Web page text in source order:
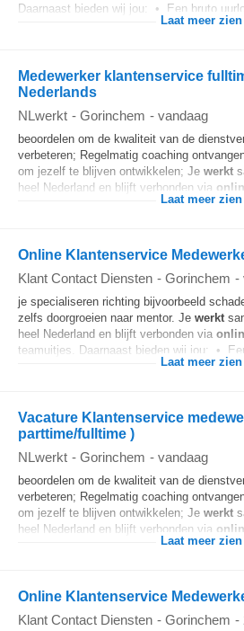
Daarnaast bieden wij jou: • Een bruto
Laat meer zien
Medewerker klantenservice
Nederlands
NLwerkt - Gorinchem - vandaag
beoordelen om de kwaliteit van de
verbeteren; Regelmatig coaching
om jezelf te blijven ontwikkelen; Je werkt
heel Nederland en blijft verbonden via
Laat meer zien
Online Klantenservice
Klant Contact Diensten - Gorinchem -
je specialiseren richting bijvoorbeeld
zelfs doorgroeien naar mentor. Je werkt
heel Nederland en blijft verbonden via
teamuitjes. Daarnaast bieden wij jou: •
Laat meer zien
Vacature Klantenservice
parttime/fulltime )
NLwerkt - Gorinchem - vandaag
beoordelen om de kwaliteit van de
verbeteren; Regelmatig coaching
om jezelf te blijven ontwikkelen; Je werkt
heel Nederland en blijft verbonden via
Laat meer zien
Online Klantenservice
Klant Contact Diensten - Gorinchem -